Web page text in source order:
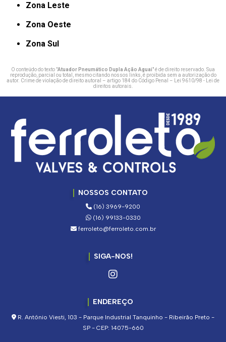
Zona Leste
Zona Oeste
Zona Sul
O conteúdo do texto "Atuador Pneumático Dupla Ação Aguaí" é de direito reservado. Sua
reprodução, parcial ou total, mesmo citando nossos links, é proibida sem a autorização do
autor. Crime de violação de direito autoral – artigo 184 do Código Penal – Lei 9610/98 - Lei de
direitos autorais.
NOSSOS CONTATO
(16) 3969-9200
(16) 99133-0330
ferroleto@ferroleto.com.br
SIGA-NOS!
ENDEREÇO
R. Antônio Viesti, 103 - Parque Industrial Tanquinho - Ribeirão Preto -
SP - CEP: 14075-660